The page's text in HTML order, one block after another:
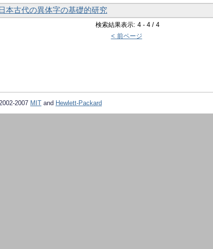
本古代の異体字の基礎的研究
検索結果表示: 4 - 4 / 4
< 前ページ
2007 MIT and Hewlett-Packard